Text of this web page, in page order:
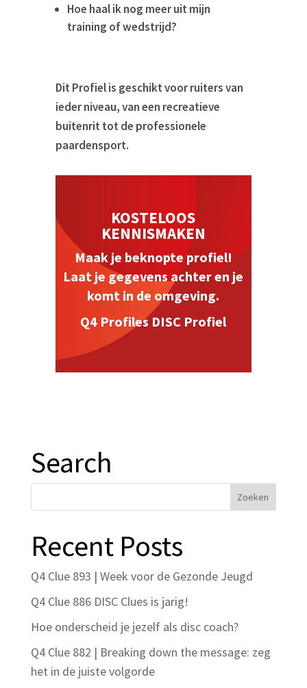
Hoe haal ik nog meer uit mijn
training of wedstrijd?
Dit Profiel is geschikt voor ruiters van
ieder niveau, van een recreatieve
buitenrit tot de professionele
paardensport.
KOSTELOOS
KENNISMAKEN
Maak je beknopte profiel!
Laat je gegevens achter en je
komt in de omgeving.
Q4 Profiles DISC Profiel
Search
Recent Posts
Q4 Clue 893 | Week voor de Gezonde Jeugd
Q4 Clue 886 DISC Clues is jarig!
Hoe onderscheid je jezelf als disc coach?
Q4 Clue 882 | Breaking down the message: zeg
het in de juiste volgorde